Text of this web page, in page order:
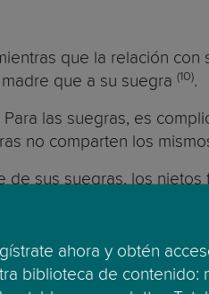
que la relación con
que a su suegra (10).
las suegras, es
no comparten los
sus suegras, los
los abuelos
cerca de sus propios
están “mediadas por la
ahora y obtén
biblioteca de contenido: